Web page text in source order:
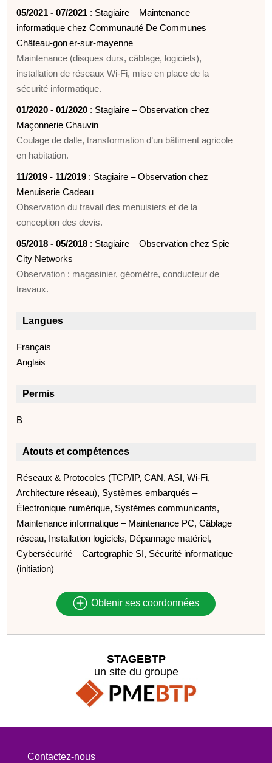
05/2021 - 07/2021 : Stagiaire – Maintenance
informatique chez Communauté De Communes
Château‑gon er‑sur‑mayenne
Maintenance (disques durs, câblage, logiciels),
installation de réseaux Wi‑Fi, mise en place de la
sécurité informatique.
01/2020 - 01/2020 : Stagiaire – Observation chez
Maçonnerie Chauvin
Coulage de dalle, transformation d’un bâtiment agricole
en habitation.
11/2019 - 11/2019 : Stagiaire – Observation chez
Menuiserie Cadeau
Observation du travail des menuisiers et de la
conception des devis.
05/2018 - 05/2018 : Stagiaire – Observation chez Spie
City Networks
Observation : magasinier, géomètre, conducteur de
travaux.
Langues
Français
Anglais
Permis
B
Atouts et compétences
Réseaux & Protocoles (TCP/IP, CAN, ASI, Wi‑Fi,
Architecture réseau), Systèmes embarqués –
Électronique numérique, Systèmes communicants,
Maintenance informatique – Maintenance PC, Câblage
réseau, Installation logiciels, Dépannage matériel,
Cybersécurité – Cartographie SI, Sécurité informatique
(initiation)
Obtenir ses coordonnées
STAGEBTP
un site du groupe
Contactez-nous